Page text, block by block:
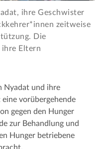
ihre Geschwister
zeitweise
Die
Eltern
Nyadat und ihre
vorübergehende
gegen den Hunger
zur Behandlung und
Hunger betriebene